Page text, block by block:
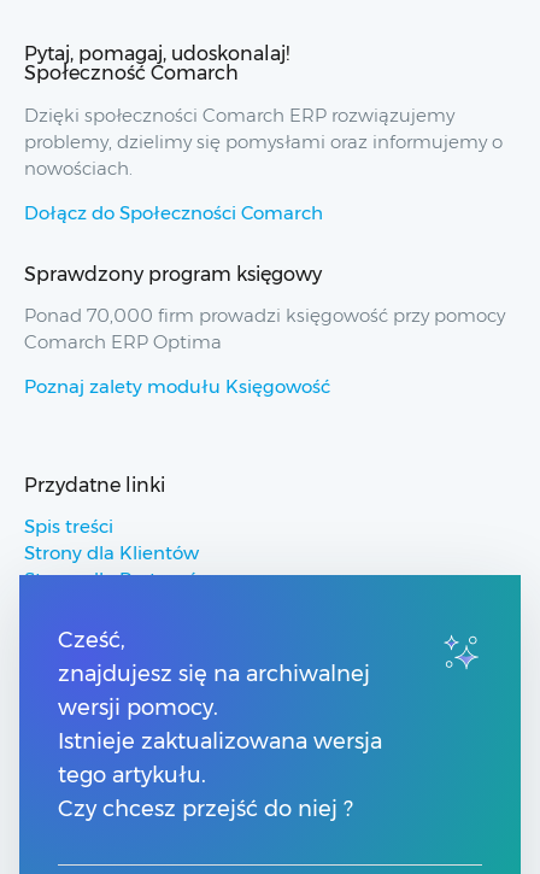
Pytaj, pomagaj, udoskonalaj!
Społeczność Comarch
Dzięki społeczności Comarch ERP rozwiązujemy
problemy, dzielimy się pomysłami oraz informujemy o
nowościach.
Dołącz do Społeczności Comarch
Sprawdzony program księgowy
Ponad 70,000 firm prowadzi księgowość przy pomocy
Comarch ERP Optima
Poznaj zalety modułu Księgowość
Przydatne linki
Spis treści
Strony dla Klientów
Strony dla Partnerów
Pomoc Comarch Betterfly
Pomoc Comarch e-Sklep
Pomoc Comarch HRM
Kontakt
Numery telefonów
Znajdź Partnera Comarch
Cześć,
znajdujesz się na archiwalnej
wersji pomocy.
Istnieje zaktualizowana wersja
tego artykułu.
Czy chcesz przejść do niej ?